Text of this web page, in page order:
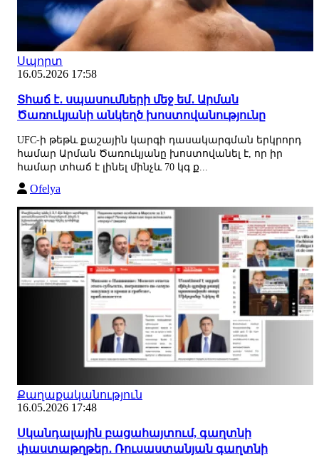
Սպորտ
16.05.2026 17:58
Տհաճ է․ սպասումների մեջ եմ․ Արման
Ծառուկյանի անկեղծ խոստովանությունը
UFC-ի թեթև քաշային կարգի դասակարգման երկրորդ
համար Արման Ծառուկյանը խոստովանել է, որ իր
համար տհաճ է լինել մինչև 70 կգ ք...
Ofelya
Քաղաքականություն
16.05.2026 17:48
Սկանդալային բացահայտում, գաղտնի
փաստաթղթեր․ Ռուսաստանյան գաղտնի